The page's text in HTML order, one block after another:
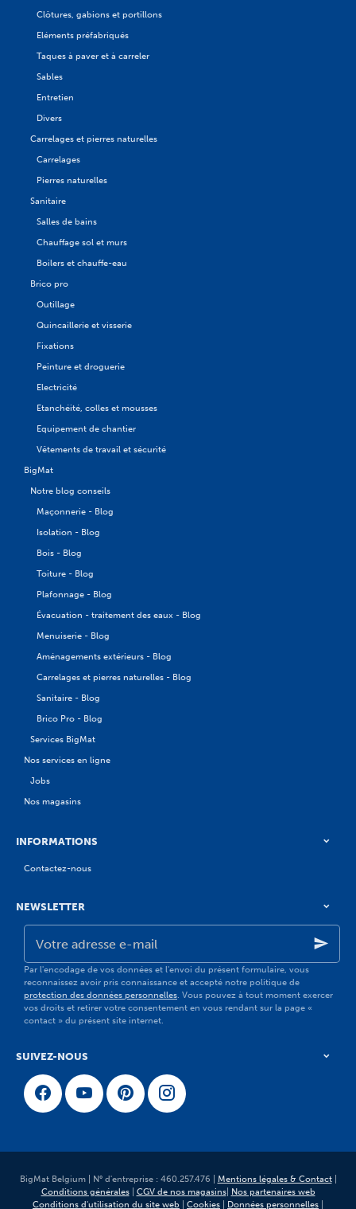
Clôtures, gabions et portillons
Eléments préfabriqués
Taques à paver et à carreler
Sables
Entretien
Divers
Carrelages et pierres naturelles
Carrelages
Pierres naturelles
Sanitaire
Salles de bains
Chauffage sol et murs
Boilers et chauffe-eau
Brico pro
Outillage
Quincaillerie et visserie
Fixations
Peinture et droguerie
Electricité
Etanchéité, colles et mousses
Equipement de chantier
Vêtements de travail et sécurité
BigMat
Notre blog conseils
Maçonnerie - Blog
Isolation - Blog
Bois - Blog
Toiture - Blog
Plafonnage - Blog
Évacuation - traitement des eaux - Blog
Menuiserie - Blog
Aménagements extérieurs - Blog
Carrelages et pierres naturelles - Blog
Sanitaire - Blog
Brico Pro - Blog
Services BigMat
Nos services en ligne
Jobs
Nos magasins
INFORMATIONS
Contactez-nous
NEWSLETTER
Votre
adresse
mail
Par l'encodage de vos données et l'envoi du présent formulaire, vous
reconnaissez avoir pris connaissance et accepté notre politique de
protection des données personnelles. Vous pouvez à tout moment exercer
vos droits et retirer votre consentement en vous rendant sur la page «
contact » du présent site internet.
SUIVEZ-NOUS
BigMat Belgium | N° d'entreprise : 460.257.476 | Mentions légales & Contact|
Conditions générales| CGV de nos magasins| Nos partenaires web
Conditions d'utilisation du site web
Cookies Données personnelles